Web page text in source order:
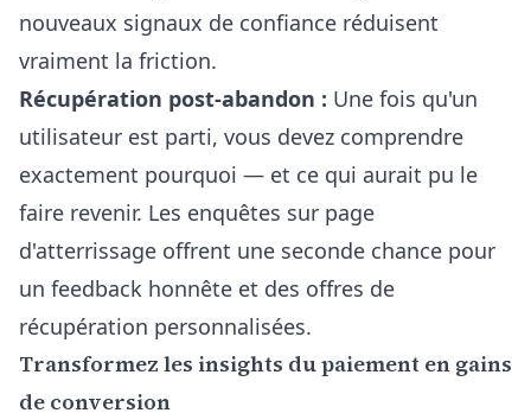
nouveaux signaux de confiance réduisent
vraiment la friction.
Récupération post-abandon : Une fois qu'un
utilisateur est parti, vous devez comprendre
exactement pourquoi — et ce qui aurait pu le
faire revenir. Les enquêtes sur page
d'atterrissage offrent une seconde chance pour
un feedback honnête et des offres de
récupération personnalisées.
Transformez les insights du paiement en gains
de conversion